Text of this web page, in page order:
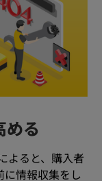
める
よると、購入者
に情報収集をし